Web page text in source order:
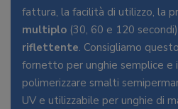
fattura, la facilità di utilizzo, la
multiplo (30, 60 e 120
riflettente. Consigliamo
fornetto per unghie semplice
polimerizzare smalti
UV e utilizzabile per unghie di